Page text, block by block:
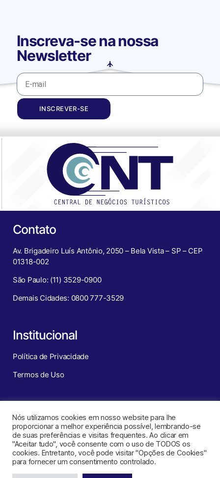
Inscreva-se na nossa
Newsletter
INSCREVER-SE
Contato
Av. Brigadeiro Luís Antônio, 2050 – Bela Vista – SP – CEP
01318-002
São Paulo: (11) 3529-0900
Demais Cidades: 0800 777-3529
Institucional
Política de Privacidade
Termos de Uso
Redes Sociais
Nós utilizamos cookies em nosso website para lhe
proporcionar a melhor experiência possível, lembrando-se
de suas preferências e visitas frequentes. Ao clicar em
"Aceitar tudo", você consente com o uso de TODOS os
cookies. Entretanto, você pode visitar "Opções de Cookies"
para fornecer um consentimento controlado.